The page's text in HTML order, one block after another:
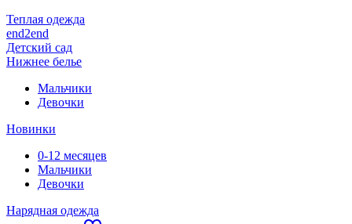
Теплая одежда
end2end
Детский сад
Нижнее белье
Мальчики
Девочки
Новинки
0-12 месяцев
Мальчики
Девочки
Нарядная одежда